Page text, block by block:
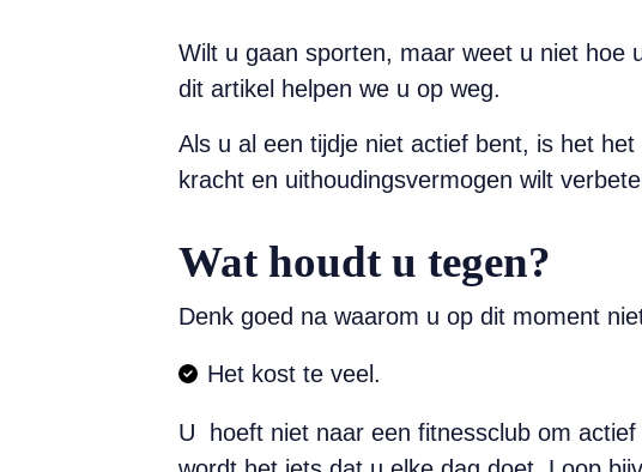
Wilt u gaan sporten, maar weet u niet hoe
dit artikel helpen we u op weg.
Als u al een tijdje niet actief bent, is het
kracht en uithoudingsvermogen wilt
Wat houdt u tegen?
Denk goed na waarom u op dit moment
Het kost te veel.
U hoeft niet naar een fitnessclub om